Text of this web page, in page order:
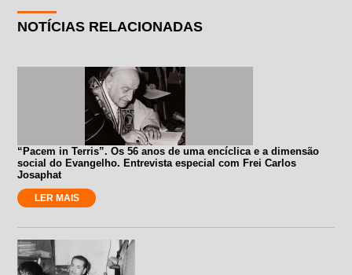
NOTÍCIAS RELACIONADAS
“Pacem in Terris”. Os 56 anos de uma encíclica e a dimensão
social do Evangelho. Entrevista especial com Frei Carlos
Josaphat
LER MAIS